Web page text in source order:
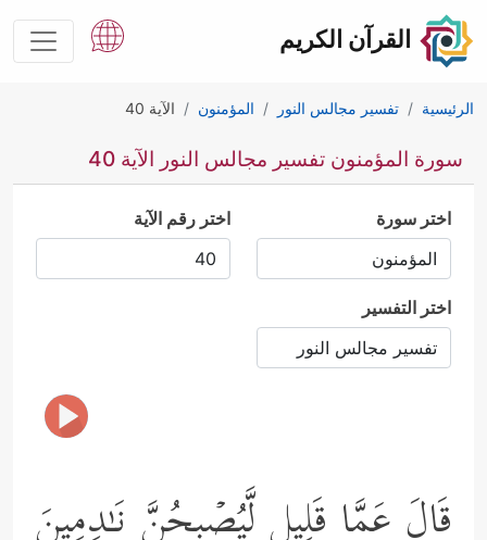
القرآن الكريم
الرئيسية تفسير مجالس النور المؤمنون الآية 40
سورة المؤمنون تفسير مجالس النور الآية 40
اختر سورة اختر رقم الآية
اختر التفسير
قَالَ عَمَّا قَلِیلࣲ لَّیُصۡبِحُنَّ نَـٰدِمِینَ